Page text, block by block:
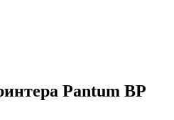
Pantum BP